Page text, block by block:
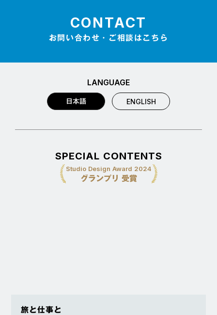
CONTACT
お問い合わせ・ご相談はこちら
LANGUAGE
日本語 ENGLISH
SPECIAL CONTENTS
Studio Design Award 2024
グランプリ 受賞
旅と仕事と